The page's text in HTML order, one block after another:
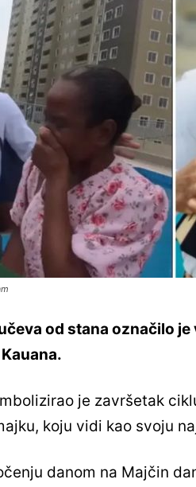
od stana označilo
je završetak
koju vidi kao svoju
danom na Majčin